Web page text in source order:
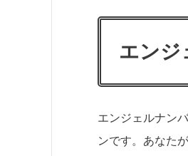
エンジ
エンジェルナン
ンです。あなた